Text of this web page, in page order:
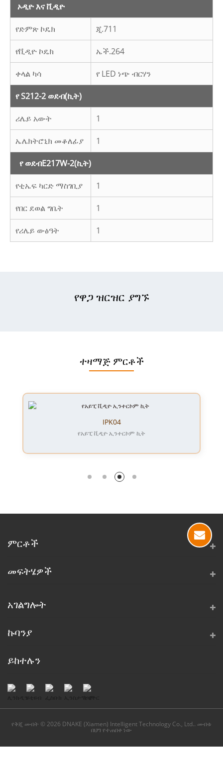
ኦዲዮ እና ቪዲዮ
የድምጽ ኮዴክ ጂ.711
የቪዲዮ ኮዴክ ኤች.264
ቀላል ካሳ የ LED ነጭ ብርሃን
የ S212-2 ወደብ(ኪት)
ሪሌይ አውት 1
ኤሌክትሮኒክ መቆለፊያ 1
የ ወደብE217W-2(ኪት)
የቲኤፍ ካርድ ማስገቢያ 1
የበር ደወል ግቤት 1
የሪሌይ ውፅዓት 1
የዋጋ ዝርዝር ያግኙ
ተዛማጅ ምርቶች
IPK04
የአይፒ ቪዲዮ ኢንተርኮም ኪት
ምርቶች
መፍትሄዎች
አገልግሎት
ኩባንያ
ይከተሉን
የቅጂ መብት © 2026 DNAKE (Xiamen) Intelligent Technology Co., Ltd.. መብቱ
በህግ የተጠበቀ ነው